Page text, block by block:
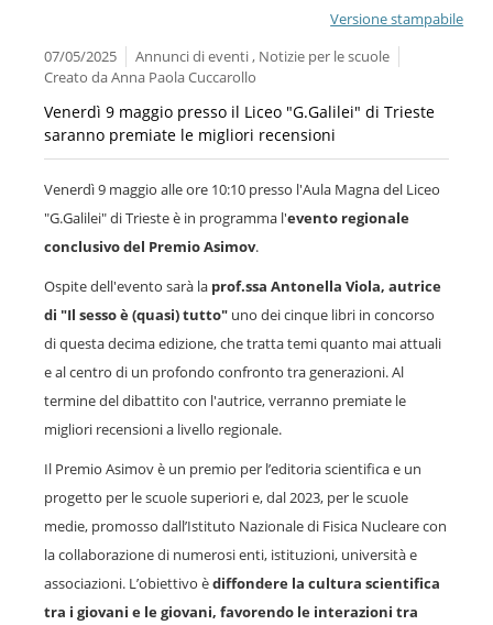
Versione stampabile
07/05/2025
Annunci di eventi , Notizie per le scuole
Creato daAnna Paola Cuccarollo
Venerdì 9 maggio presso il Liceo "G.Galilei" di Trieste
saranno premiate le migliori recensioni
Venerdì 9 maggio alle ore 10:10 presso l'Aula Magna del Liceo
"G.Galilei" di Trieste è in programma l'evento regionale
conclusivo del Premio Asimov.
Ospite dell'evento sarà la prof.ssa Antonella Viola, autrice
di "Il sesso è (quasi) tutto"uno dei cinque libri in concorso
di questa decima edizione, che tratta temi quanto mai attuali
e al centro di un profondo confronto tra generazioni. Al
termine del dibattito con l'autrice, verranno premiate le
migliori recensioni a livello regionale.
Il Premio Asimov è un premio per l’editoria scientifica e un
progetto per le scuole superiori e, dal 2023, per le scuole
medie, promosso dall’Istituto Nazionale di Fisica Nucleare con
la collaborazione di numerosi enti, istituzioni, università e
associazioni. L’obiettivo èdiffondere la cultura scientifica
tra i giovani e le giovani, favorendo le interazioni tra